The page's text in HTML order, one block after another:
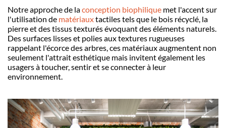
Notre approche de laconception biophilique met l'accent sur
l'utilisation de matériauxtactiles tels que le bois récyclé, la
pierre et des tissus texturés évoquant des éléments naturels.
Des surfaces lisses et polies aux textures rugueuses
rappelant l'écorce des arbres, ces matériaux augmentent non
seulement l'attrait esthétique mais invitent également les
usagers à toucher, sentir et se connecter à leur
environnement.